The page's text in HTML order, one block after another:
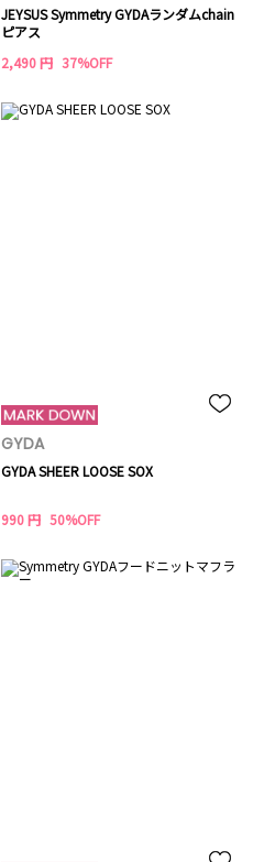
JEYSUS Symmetry GYDAランダムchain
ピアス
2,490 円 37%OFF
GYDA
GYDA SHEER LOOSE SOX
990 円 50%OFF